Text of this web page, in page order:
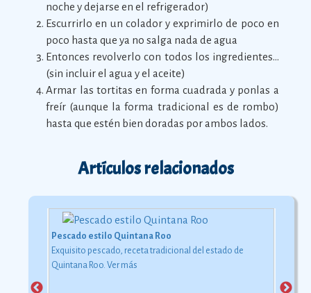
noche y dejarse en el refrigerador)
Escurrirlo en un colador y exprimirlo de poco en
poco hasta que ya no salga nada de agua
Entonces revolverlo con todos los ingredientes...
(sin incluir el agua y el aceite)
Armar las tortitas en forma cuadrada y ponlas a
freír (aunque la forma tradicional es de rombo)
hasta que estén bien doradas por ambos lados.
Artículos relacionados
Pescado estilo Quintana Roo
Exquisito pescado, receta tradicional del estado de
Quintana Roo. Ver más